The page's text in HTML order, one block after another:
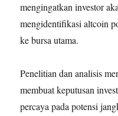
mengingatkan investor
mengidentifikasi altcoin
ke bursa utama.
Penelitian dan analisis
membuat keputusan
percaya pada potensi